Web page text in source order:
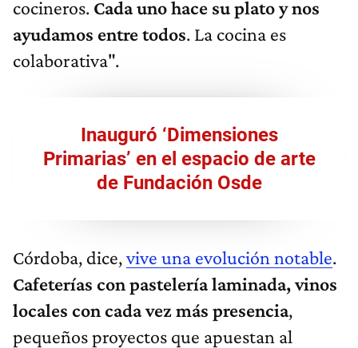
cocineros. Cada uno hace su plato y nos
ayudamos entre todos. La cocina es
colaborativa".
Inauguró ‘Dimensiones
Primarias’ en el espacio de arte
de Fundación Osde
Córdoba, dice,vive una evolución notable.
Cafeterías con pastelería laminada, vinos
locales con cada vez más presencia,
pequeños proyectos que apuestan al